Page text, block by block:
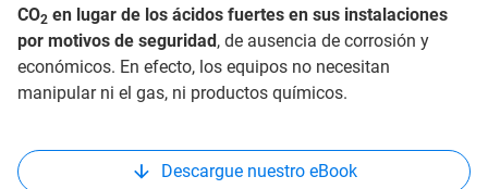
CO2 en lugar de los ácidos fuertes en sus instalaciones
por motivos de seguridad, de ausencia de corrosión y
económicos. En efecto, los equipos no necesitan
manipular ni el gas, ni productos químicos.
Descargue nuestro eBook